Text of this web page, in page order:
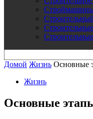
Домой Жизнь Основные
Жизнь
Основные